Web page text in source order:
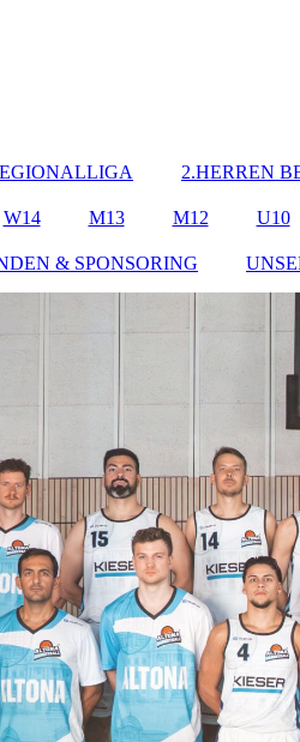
2.HERREN
W14 M13 M12 U10
& SPONSORING